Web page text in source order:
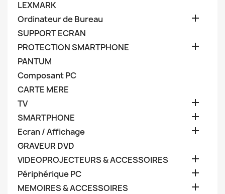
LEXMARK
Ordinateur de Bureau

SUPPORT ECRAN
PROTECTION SMARTPHONE

PANTUM
Composant PC
CARTE MERE
TV

SMARTPHONE 
Ecran / Affichage 
GRAVEUR DVD
VIDEOPROJECTEURS & ACCESSOIRES

Périphérique PC 
MEMOIRES & ACCESSOIRES 